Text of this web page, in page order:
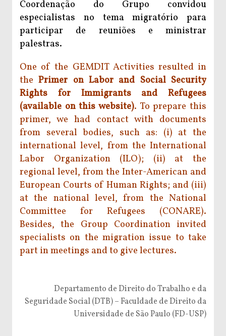
Coordenação do Grupo convidou
especialistas no tema migratório para
participar de reuniões e ministrar
palestras.
One of the GEMDIT Activities resulted in
thePrimer on Labor and Social Security
Rights for Immigrants and Refugees
(available on this website). To prepare this
primer, we had contact with documents
from several bodies, such as: (i) at the
international level, from the International
Labor Organization (ILO); (ii) at the
regional level, from the Inter-American and
European Courts of Human Rights; and (iii)
at the national level, from the National
Committee for Refugees (CONARE).
Besides, the Group Coordination invited
specialists on the migration issue to take
part in meetings and to give lectures.
Departamento de Direito do Trabalho e da
Seguridade Social (DTB) – Faculdade de Direito da
Universidade de São Paulo (FD-USP)